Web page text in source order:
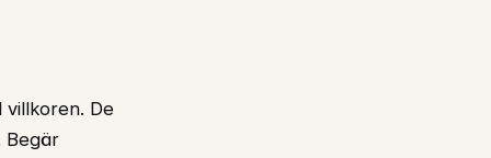
De
Begär